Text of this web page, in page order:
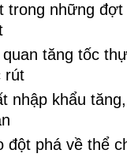
trong những
quan tăng tốc
rút
nhập khẩu
đột phá về thể